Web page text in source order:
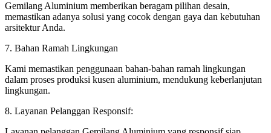
Gemilang Aluminium memberikan beragam pilihan desain,
memastikan adanya solusi yang cocok dengan gaya dan kebutuhan
arsitektur Anda.
7. Bahan Ramah Lingkungan
Kami memastikan penggunaan bahan-bahan ramah lingkungan
dalam proses produksi kusen aluminium, mendukung keberlanjutan
lingkungan.
8. Layanan Pelanggan Responsif: